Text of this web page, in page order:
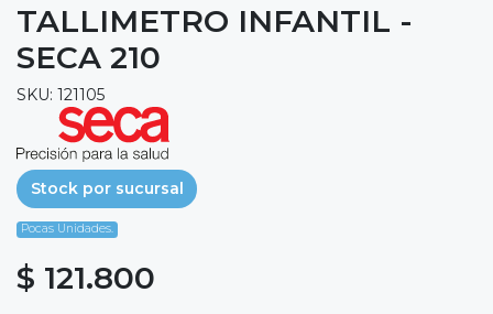
TALLIMETRO INFANTIL -
SECA 210
SKU: 121105
Stock por sucursal
Pocas Unidades.
$ 121.800